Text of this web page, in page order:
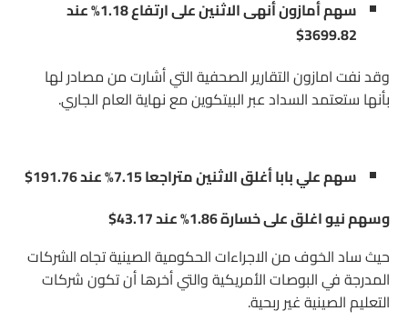
سهم أمازون أنهى الاثنين على ارتفاع 1.18% عند
3699.82$
وقد نفت امازون التقارير الصحفية التي أشارت من مصادر لها
بأنها ستعتمد السداد عبر البيتكوين مع نهاية العام الجاري.
سهم علي بابا أغلق الاثنين متراجعا 7.15% عند 191.76$
وسهم نيو اغلق على خسارة 1.86% عند 43.17$
حيث ساد الخوف من الاجراءات الحكومية الصينية تجاه الشركات
المدرجة في البوصات الأمريكية والتي أخرها أن تكون شركات
التعليم الصينية غير ربحية.